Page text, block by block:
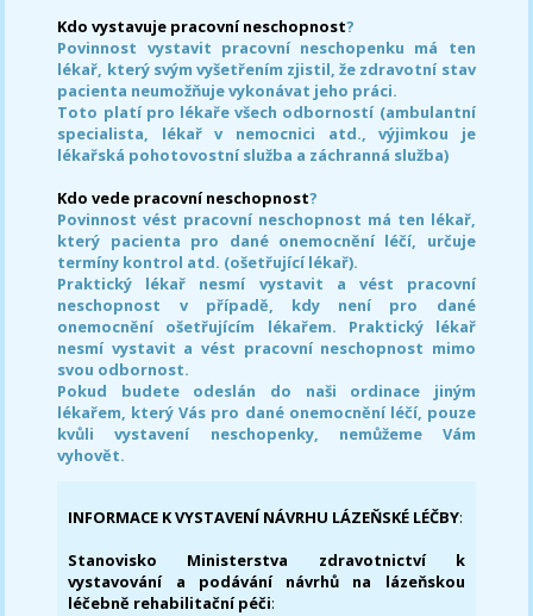
Kdo vystavuje pracovní neschopnost?
Povinnost vystavit pracovní neschopenku má ten
lékař, který svým vyšetřením zjistil, že zdravotní stav
pacienta neumožňuje vykonávat jeho práci.
Toto platí pro lékaře všech odborností (ambulantní
specialista, lékař v nemocnici atd., výjimkou je
lékařská pohotovostní služba a záchranná služba)
Kdo vede pracovní neschopnost?
Povinnost vést pracovní neschopnost má ten lékař,
který pacienta pro dané onemocnění léčí, určuje
termíny kontrol atd. (ošetřující lékař).
Praktický lékař nesmí vystavit a vést pracovní
neschopnost v případě, kdy není pro dané
onemocnění ošetřujícím lékařem. Praktický lékař
nesmí vystavit a vést pracovní neschopnost mimo
svou odbornost.
Pokud budete odeslán do naši ordinace jiným
lékařem, který Vás pro dané onemocnění léčí, pouze
kvůli vystavení neschopenky, nemůžeme Vám
vyhovět.
INFORMACE K VYSTAVENÍ NÁVRHU LÁZEŇSKÉ LÉČBY:
Stanovisko Ministerstva zdravotnictví k
vystavování a podávání návrhů na lázeňskou
léčebně rehabilitační péči: